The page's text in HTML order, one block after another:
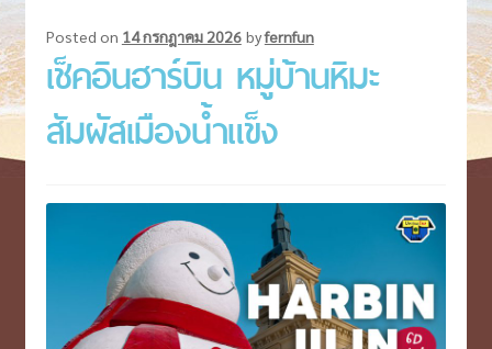
menu
ทัวร์ในประเทศ
Expand
menu
แพ็คเกจทัวร์
Expand
โรงแรม
child
menu
Expand
menu
บินตรงเชียงใหม่
ประกันเ/ไวไฟ/เล้านจ์
Expand
Posted on 14 กรกฎาคม 2026 byfernfun
เช็คอินฮาร์บิน หมู่บ้านหิมะ
สัมผัสเมืองน้ำแข็ง